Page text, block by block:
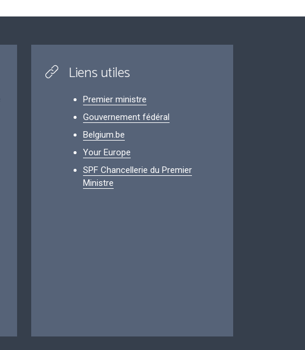
Liens utiles
Premier ministre
Gouvernement fédéral
Belgium.be
Your Europe
SPF Chancellerie du Premier
Ministre